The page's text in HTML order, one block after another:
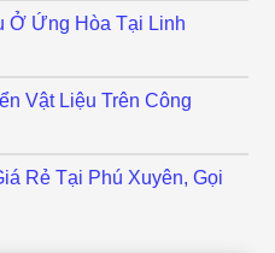
Ở Ứng Hòa Tại Linh
Vật Liệu Trên Công
Rẻ Tại Phú Xuyên, Gọi